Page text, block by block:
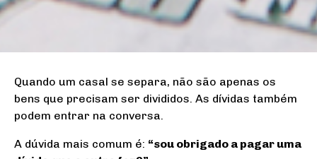
Quando um casal se separa, não são apenas os
bens que precisam ser divididos. As dívidas também
podem entrar na conversa.
A dúvida mais comum é: “sou obrigado a pagar uma